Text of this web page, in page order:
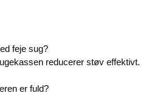
feje sug?
reducerer støv effektivt.
er fuld?